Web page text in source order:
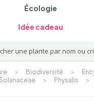
Écologie
Idée cadeau
une plante par nom ou
> Biodiversité >
Solanaceae > Physalis >